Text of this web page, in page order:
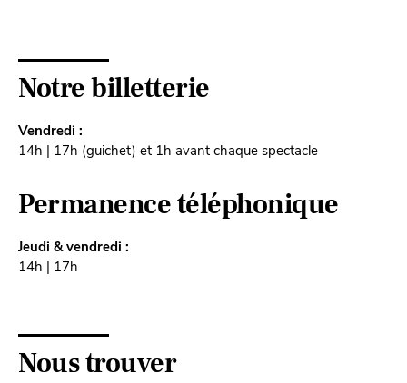
Notre billetterie
Vendredi :
14h | 17h (guichet) et 1h avant chaque spectacle
Permanence téléphonique
Jeudi & vendredi :
14h | 17h
Nous trouver